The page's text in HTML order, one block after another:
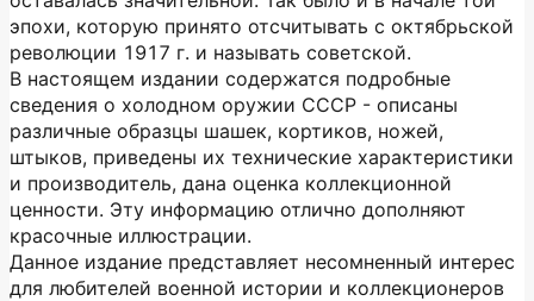
эпохи, которую принято отсчитывать с октябрьской
революции 1917 г. и называть советской.
В настоящем издании содержатся подробные
сведения о холодном оружии СССР - описаны
различные образцы шашек, кортиков, ножей,
штыков, приведены их технические характеристики
и производитель, дана оценка коллекционной
ценности. Эту информацию отлично дополняют
красочные иллюстрации.
Данное издание представляет несомненный интерес
для любителей военной истории и коллекционеров